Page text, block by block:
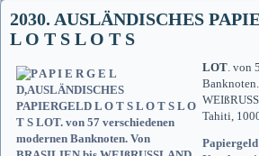
2030. AUSLÄNDISCHES
L O T S L O T S
LOT. von
Tahiti,
Papiergeld